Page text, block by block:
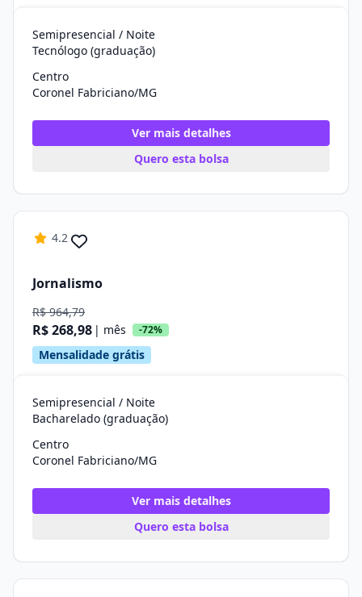
Semipresencial / Noite
Tecnólogo (graduação)
Centro
Coronel Fabriciano/MG
Ver mais detalhes
Quero esta bolsa
4.2
Jornalismo
R$ 964,79
R$ 268,98 | mês -72%
Mensalidade grátis
Semipresencial / Noite
Bacharelado (graduação)
Centro
Coronel Fabriciano/MG
Ver mais detalhes
Quero esta bolsa